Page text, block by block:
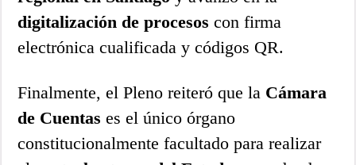
digitalización de procesos con firma
electrónica cualificada y códigos QR.
Finalmente, el Pleno reiteró que la Cámara
de Cuentas es el único órgano
constitucionalmente facultado para realizar